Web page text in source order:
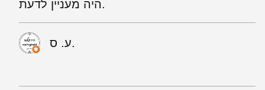
היה מעניין לדעת.
ע. ס.